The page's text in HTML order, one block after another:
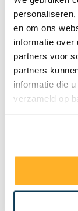
en om ons
informatie over
partners voor
partners
informatie die
verzameld op
FK08
Oude
66 ×
Oude